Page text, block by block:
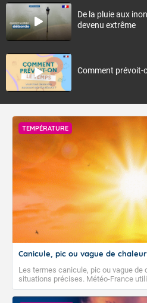
De la pluie aux
devenu extrême
Comment prévoit-
TEMPÉRATURE
Canicule, pic ou vague de
Les termes canicule, pic ou vague de
situations précises. Météo-France
climatologiques pour évaluer et
peuvent avoir des impacts sanitaires